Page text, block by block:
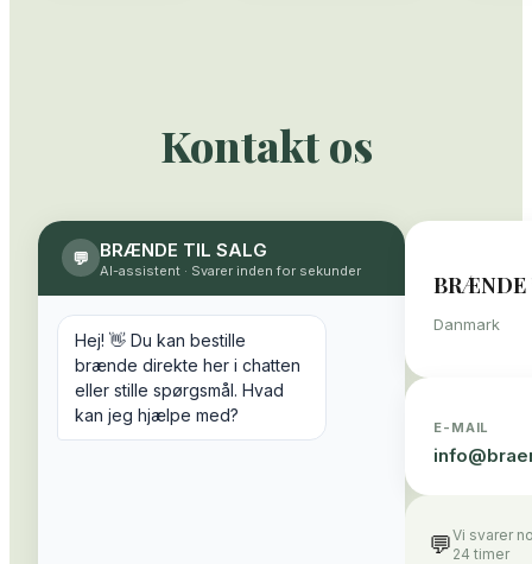
Kontakt os
💬 BRÆNDE TIL SALG
AI-assistent · Svarer inden for sekunder
Hej! 👋 Du kan bestille
brænde direkte her i chatten
eller stille spørgsmål. Hvad
kan jeg hjælpe med?
BRÆNDE
Danmark
E-MAIL
info@
💬Vi svarer
24 timer